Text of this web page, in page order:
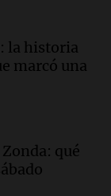
jubilación
para
la historia
marcó una
qué